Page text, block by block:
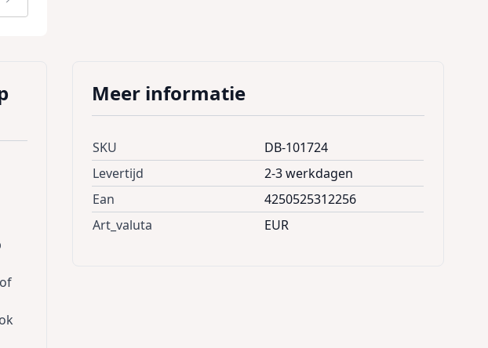
of
Meer informatie
SKU
DB-101724
Levertijd
2-3 werkdagen
Ean
4250525312256
Art_valuta
EUR